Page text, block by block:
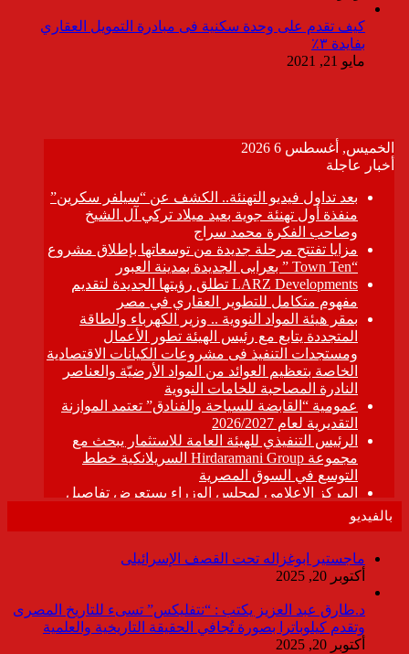
كيف تقدم على وحدة سكنية فى مبادرة التمويل العقاري
بفايدة ٣٪
مايو 21, 2021
بالفيديو
ماجستير ابوغزاله تحت القصف الإسرائيلى
أكتوبر 20, 2025
د.طارق عبد العزيز يكتب : “نتفليكس” تسىء للتاريخ المصرى
وتقدم كيلوباترا بصورة تُجافي الحقيقة التاريخية والعلمية
أكتوبر 20, 2025